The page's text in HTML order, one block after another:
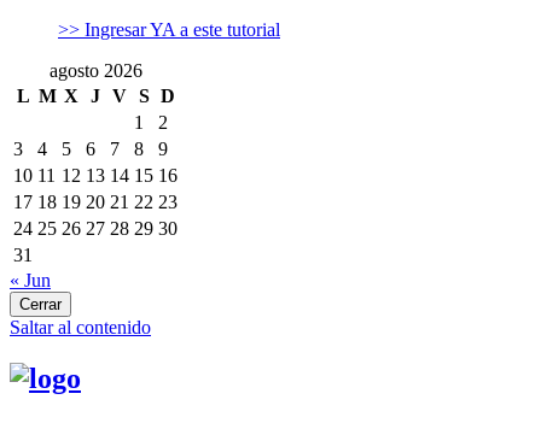
>> Ingresar YA a este tutorial
agosto 2026
L M X J V S D
1
2
3
4 5 6 7 8
9
10 11 12 13 14 15 16
17 18 19 20 21 22 23
24 25 26 27 28 29 30
31
« Jun
Cerrar
Saltar al contenido